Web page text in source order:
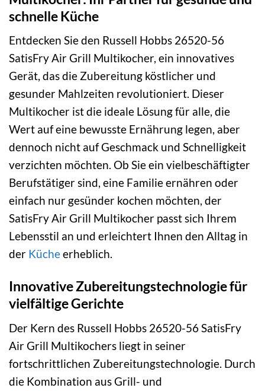
schnelle Küche
Entdecken Sie den Russell Hobbs 26520-56
SatisFry Air Grill Multikocher, ein innovatives
Gerät, das die Zubereitung köstlicher und
gesunder Mahlzeiten revolutioniert. Dieser
Multikocher ist die ideale Lösung für alle, die
Wert auf eine bewusste Ernährung legen, aber
dennoch nicht auf Geschmack und Schnelligkeit
verzichten möchten. Ob Sie ein vielbeschäftigter
Berufstätiger sind, eine Familie ernähren oder
einfach nur gesünder kochen möchten, der
SatisFry Air Grill Multikocher passt sich Ihrem
Lebensstil an und erleichtert Ihnen den Alltag in
der Kücheerheblich.
Innovative Zubereitungstechnologie für
vielfältige Gerichte
Der Kern des Russell Hobbs 26520-56 SatisFry
Air Grill Multikochers liegt in seiner
fortschrittlichen Zubereitungstechnologie. Durch
die Kombination aus Grill- und